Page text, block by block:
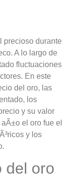
precioso durante
A lo largo de
fluctuaciones
En este
del oro, las
los
y su valor
el oro fue el
y los
del oro